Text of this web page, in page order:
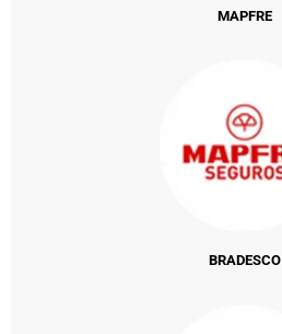
MAPFRE
BRADESCO